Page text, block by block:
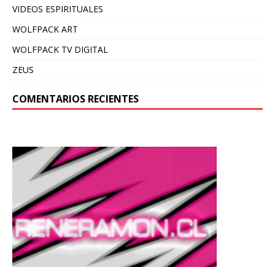
VIDEOS ESPIRITUALES
WOLFPACK ART
WOLFPACK TV DIGITAL
ZEUS
COMENTARIOS RECIENTES